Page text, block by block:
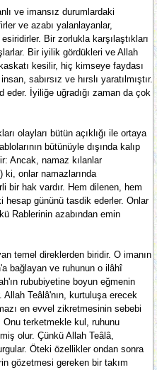
ve imansız durumlardaki
ve azabı yalanlayanlar,
esiridirler. Bir zorlukla karşılaştıkları
Bir iyilik gördükleri ve Allah
kesilir, hiç kimseye faydası
sabırsız ve hırslı yaratılmıştır.
eder. İyiliğe uğradığı zaman da çok
olayları bütün açıklığı ile ortaya
bütünüyle dışında kalıp
Ancak, namaz kılanlar
ki, onlar namazlarında
bir hak vardır. Hem dilenen, hem
gününü tasdik ederler. Onlar
Rablerinin azabından emin
temel direklerden biridir. O imanın
bağlayan ve ruhunun o ilâhî
rububiyetine boyun eğmenin
Teâlâ'nın, kurtuluşa erecek
en evvel zikretmesinin sebebi
Onu terketmekle kul, ruhunu
olur. Çünkü Allah Teâlâ,
Öteki özellikler ondan sonra
gözetmesi gereken bir takım